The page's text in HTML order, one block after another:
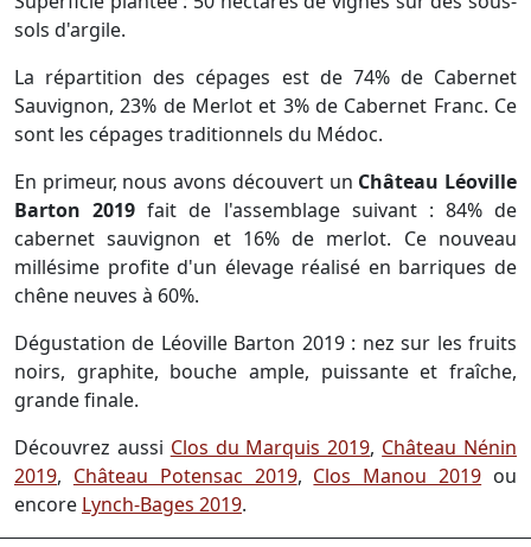
sols d'argile.
La répartition des cépages est de 74% de Cabernet
Sauvignon, 23% de Merlot et 3% de Cabernet Franc. Ce
sont les cépages traditionnels du Médoc.
En primeur, nous avons découvert un Château Léoville
Barton 2019 fait de l'assemblage suivant : 84% de
cabernet sauvignon et 16% de merlot. Ce nouveau
millésime profite d'un élevage réalisé en barriques de
chêne neuves à 60%.
Dégustation de Léoville Barton 2019 : nez sur les fruits
noirs, graphite, bouche ample, puissante et fraîche,
grande finale.
Découvrez aussi Clos du Marquis 2019, Château Nénin
2019, Château Potensac 2019, Clos Manou 2019 ou
encore Lynch-Bages 2019.